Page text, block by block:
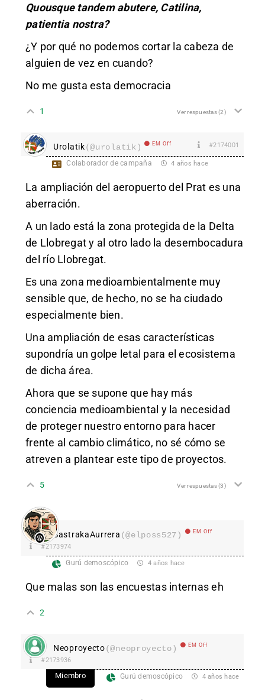
Quousque tandem abutere, Catilina,
patientia nostra?
¿ Y por qué no podemos cortar la cabeza de
alguien de vez en cuando?
No me gusta esta democracia
1 Ver respuestas(2)
Urolatik(@urolatik) EM Off #2174001
Colaborador de campaña 4 años hace
La ampliación del aeropuerto del Prat es una
aberración.
A un lado está la zona protegida de la Delta
de Llobregat y al otro lado la desembocadura
del río Llobregat.
Es una zona medioambientalmente muy
sensible que, de hecho, no se ha ciudado
especialmente bien.
Una ampliación de esas características
supondría un golpe letal para el ecosistema
de dicha área.
Ahora que se supone que hay más
conciencia medioambiental y la necesidad
de proteger nuestro entorno para hacer
frente al cambio climático, no sé cómo se
atreven a plantear este tipo de proyectos.
5 Ver respuestas(3)
SastrakaAurrera (@elposs527) EM Off
#2173974
Gurú demoscópico 4 años hace
Que malas son las encuestas internas eh
2
Neoproyecto(@neoproyecto) EM Off
#2173936
Miembro Gurú demoscópico 4 años hace